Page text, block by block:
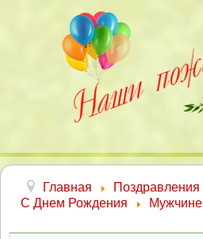
Главная
Поздравления
С Днем Рождения
Мужчине